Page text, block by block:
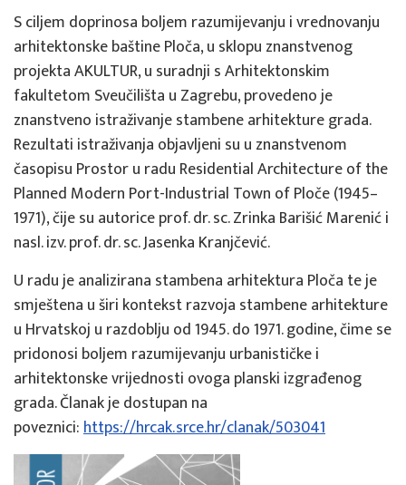
S ciljem doprinosa boljem razumijevanju i vrednovanju
arhitektonske baštine Ploča, u sklopu znanstvenog
projekta AKULTUR, u suradnji s Arhitektonskim
fakultetom Sveučilišta u Zagrebu, provedeno je
znanstveno istraživanje stambene arhitekture grada.
Rezultati istraživanja objavljeni su u znanstvenom
časopisu Prostor u radu Residential Architecture of the
Planned Modern Port-Industrial Town of Ploče (1945–
1971), čije su autorice prof. dr. sc. Zrinka Barišić Marenić i
nasl. izv. prof. dr. sc. Jasenka Kranjčević.
U radu je analizirana stambena arhitektura Ploča te je
smještena u širi kontekst razvoja stambene arhitekture
u Hrvatskoj u razdoblju od 1945. do 1971. godine, čime se
pridonosi boljem razumijevanju urbanističke i
arhitektonske vrijednosti ovoga planski izgrađenog
grada. Članak je dostupan na
poveznici:https://hrcak.srce.hr/clanak/503041